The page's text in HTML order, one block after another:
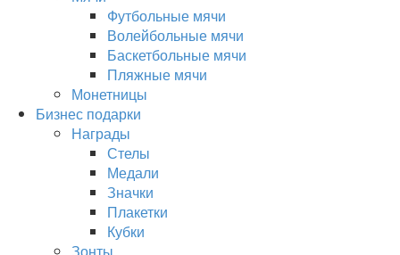
Футбольные мячи
Волейбольные мячи
Баскетбольные мячи
Пляжные мячи
Монетницы
Бизнес подарки
Награды
Стелы
Медали
Значки
Плакетки
Кубки